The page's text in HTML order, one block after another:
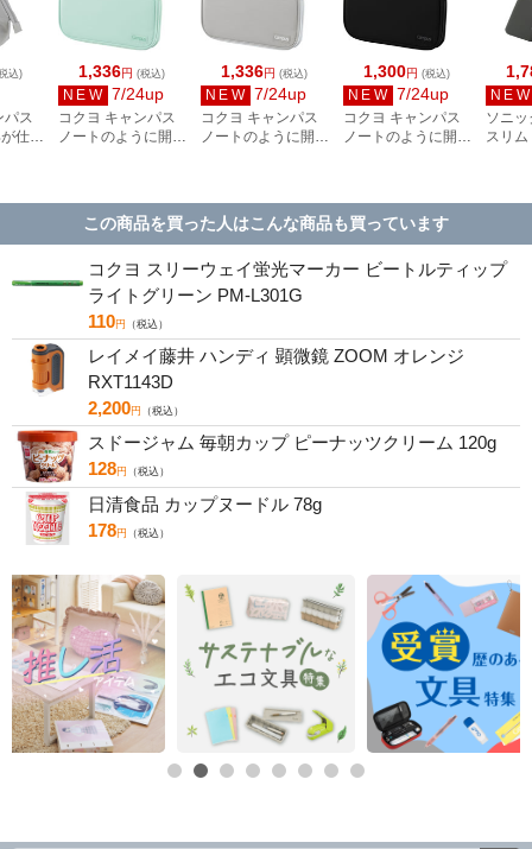
1,336円 (税込)
NEW 7/24up
コクヨ キャンパス
ノートのように開く
1,336円 (税込)
NEW 7/24up
コクヨ キャンパス
ノートのように開く
1,300円 (税込)
NEW 7/24up
コクヨ キャンパス
ノートのように開く
NEW
ソニ
スリ
込)
パス
仕分
この商品を買った人はこんな商品も買っています
コクヨ スリーウェイ蛍光マーカー ビートルティップ
ライトグリーン PM-L301G
110円 （税込）
レイメイ藤井 ハンディ 顕微鏡 ZOOM オレンジ
RXT1143D
2,200円 （税込）
スドージャム 毎朝カップ ピーナッツクリーム 120g
128円 （税込）
日清食品 カップヌードル 78g
178円 （税込）